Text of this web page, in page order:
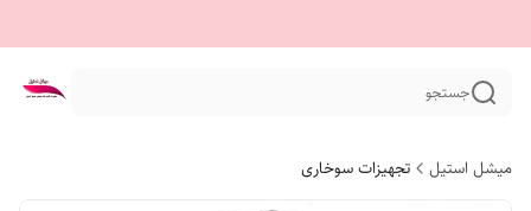
جستجو
میشل استیل تجهیزات سوخاری